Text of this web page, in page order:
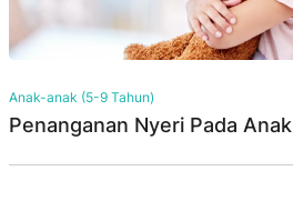
Anak-anak (5-9 Tahun)
Penanganan Nyeri Pada Anak